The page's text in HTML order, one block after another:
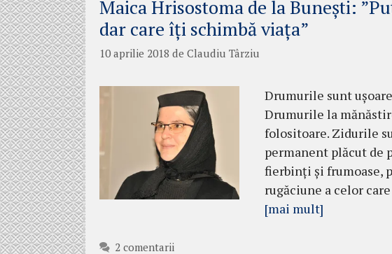
Maica Hrisostoma de la Bunești:
dar care îți schimbă viața”
10 aprilie 2018 de Claudiu Târziu
Drumurile sunt
Drumurile la
folositoare. Zidurile
permanent plăcut
fierbinți și frumoase,
rugăciune a celor
[mai mult]
2 comentarii